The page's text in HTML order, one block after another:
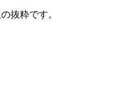
抜粋です。